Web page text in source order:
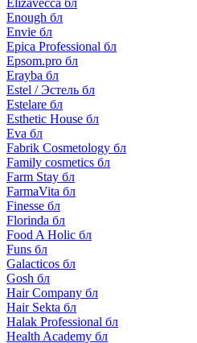
Elizavecca бл
Enough бл
Envie бл
Epica Professional бл
Epsom.pro бл
Erayba бл
Estel / Эстель бл
Estelare бл
Esthetic House бл
Eva бл
Fabrik Cosmetology бл
Family cosmetics бл
Farm Stay бл
FarmaVita бл
Finesse бл
Florinda бл
Food A Holic бл
Funs бл
Galacticos бл
Gosh бл
Hair Company бл
Hair Sekta бл
Halak Professional бл
Health Academy бл